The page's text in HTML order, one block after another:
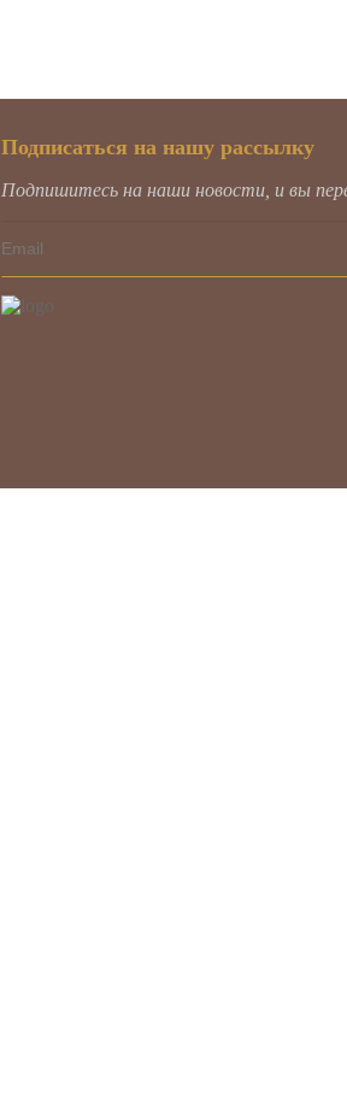
Подписаться на нашу рассылку
Подпишитесь на наши новости, и вы